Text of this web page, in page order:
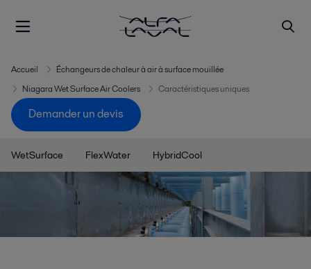
Accueil
Échangeurs de chaleur à air à surface mouillée
Niagara Wet Surface Air Coolers
Caractéristiques uniques
Demander un devis
WetSurface FlexWater HybridCool